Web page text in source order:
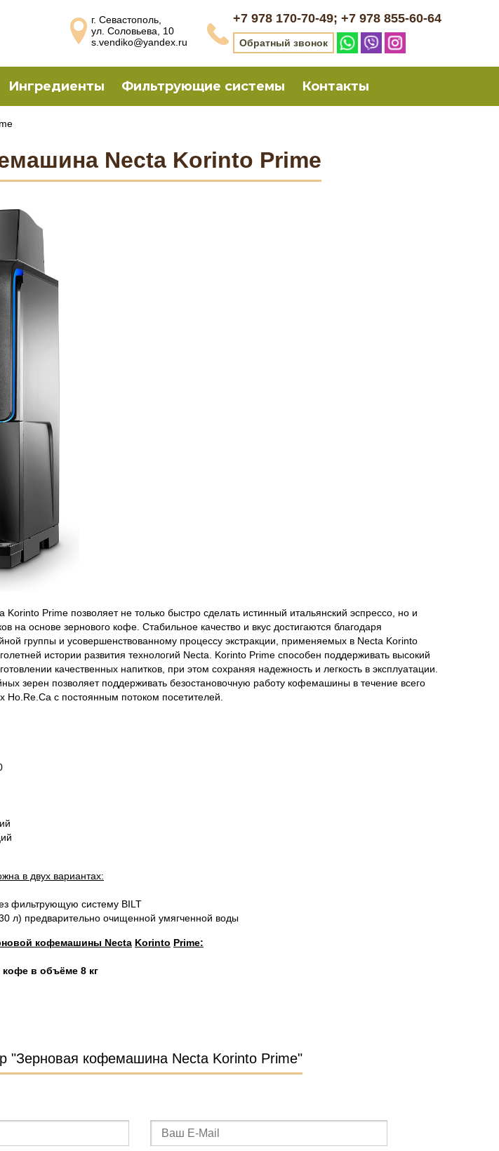
+7 978 170-70-49; +7 978 855-60-64
Обратный звонок
г. Севастополь,
ул. Соловьева, 10
s.vendiko@yandex.ru
Ингредиенты Фильтрующие системы Контакты
Necta Korinto Prime
Prime позволяет не только быстро сделать истинный итальянский эспрессо, но и
на основе зернового кофе. Стабильное качество и вкус достигаются благодаря
группы и усовершенствованному процессу экстракции, применяемых в Necta Korinto
истории развития технологий Necta. Korinto Prime способен поддерживать высокий
качественных напитков, при этом сохраняя надежность и легкость в эксплуатации.
зерен позволяет поддерживать безостановочную работу кофемашины в течение всего
Ho.Re.Ca с постоянным потоком посетителей.
в двух вариантах:
фильтрующую систему BILT
л) предварительно очищенной умягченной воды
кофемашины Necta Korinto Prime:
кофе в объёме 8 кг
"Зерновая кофемашина Necta Korinto Prime"